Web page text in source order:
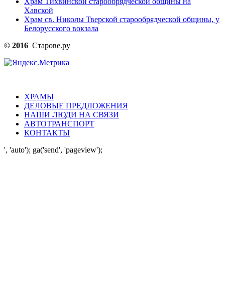
Хавской
Храм св. Николы Тверской старообрядческой общины, у
Белорусского вокзала
© 2016 Старове.ру
ХРАМЫ
ДЕЛОВЫЕ ПРЕДЛОЖЕНИЯ
НАШИ ЛЮДИ НА СВЯЗИ
АВТОТРАНСПОРТ
КОНТАКТЫ
', 'auto'); ga('send', 'pageview');